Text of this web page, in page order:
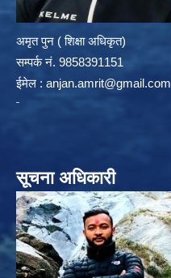
अमृत पुन ( शिक्षा अधिकृत)
सम्पर्क न‌ं. 9858391151
ईमेल : anjan.amrit@gmail.com
सूचना अधिकारी